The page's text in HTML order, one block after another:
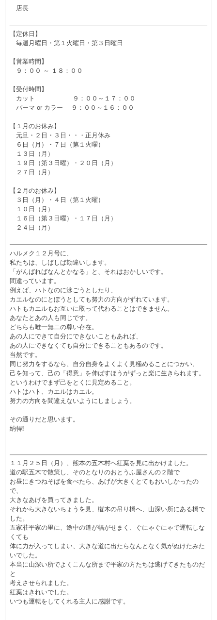
店長
【定休日】
毎週月曜日・第１火曜日・第３日曜日
【営業時間】
９：００ ～ １８：００
【受付時間】
カット ９：００～１７：００
パーマ or カラー ９：００～１６：００
【１月のお休み】
元旦・２日・３日・・・正月休み
６日（月）・７日（第１火曜）
１３日（月）
１９日（第３日曜）・２０日（月）
２７日（月）
【２月のお休み】
３日（月）・４日（第１火曜）
１０日（月）
１６日（第３日曜）・１７日（月）
２４日（月）
ハルメク１２月号に、
私たちは、しばしば勘違いします。
「がんばればなんとかなる」と、それはおかしいです。
間違っています。
例えば、ハトなのに泳ごうとしたり、
カエルなのにとぼうとしても努力の方向がずれています。
ハトもカエルもお互いに取って代わることはできません。
あなたとあの人も同じです。
どちらも唯一無二の尊い存在。
あの人にできて自分にできないこともあれば、
あの人にできなくても自分にできることもあるのです。
当然です。
同じ努力をするなら、自分自身をよくよく見極めることにつかい、
己を知って、己の「得意」を伸ばすほうがずっと楽に生きられます。
というわけでまず己をとくに見定めること。
ハトはハト、カエルはカエル。
努力の方向を間違えないようにしましょう。
その通りだと思います。
納得❕
１１月２５日（月）、熊本の五木村へ紅葉を見に出かけました。
道の駅五木で散策し、そのとなりのおとうふ屋さんの２階で
お昼にきつねそばを食べたら、あげが大きくとてもおいしかったの
で、
大きなあげを買ってきました。
それから大きないちょうを見、樅木の吊り橋へ、山深い所にある橋で
した。
五家荘平家の里に、途中の道が幅がせまく、ぐにゃぐにゃで運転しな
くても
体に力が入ってしまい、大きな道に出たらなんとなく気がぬけたみた
いでした。
本当に山深い所でよくこんな所まで平家の方たちは逃げてきたものだ
と
考えさせられました。
紅葉はきれいでした。
いつも運転をしてくれる主人に感謝です。